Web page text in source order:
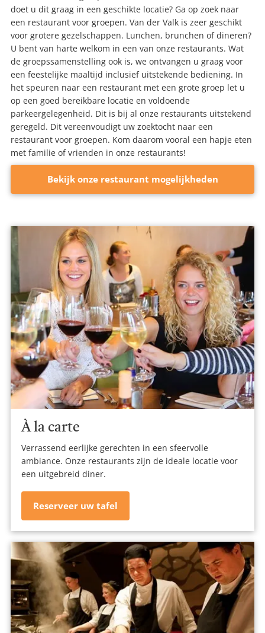
doet u dit graag in een geschikte locatie? Ga op zoek naar
een restaurant voor groepen. Van der Valk is zeer geschikt
voor grotere gezelschappen. Lunchen, brunchen of dineren?
U bent van harte welkom in een van onze restaurants. Wat
de groepssamenstelling ook is, we ontvangen u graag voor
een feestelijke maaltijd inclusief uitstekende bediening. In
het speuren naar een restaurant met een grote groep let u
op een goed bereikbare locatie en voldoende
parkeergelegenheid. Dit is bij al onze restaurants uitstekend
geregeld. Dit vereenvoudigt uw zoektocht naar een
restaurant voor groepen. Kom daarom vooral een hapje eten
met familie of vrienden in onze restaurants!
Bekijk onze restaurant mogelijkheden
À la carte
Verrassend eerlijke gerechten in een sfeervolle
ambiance. Onze restaurants zijn de ideale locatie voor
een uitgebreid diner.
Reserveer uw tafel